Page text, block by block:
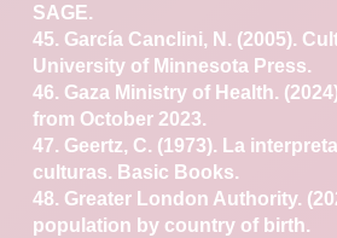
SAGE.
45. García Canclini, N. (2005).
University of Minnesota Press.
46. Gaza Ministry of Health.
from October 2023.
47. Geertz, C. (1973). La
culturas. Basic Books.
48. Greater London Authority.
population by country of birth.